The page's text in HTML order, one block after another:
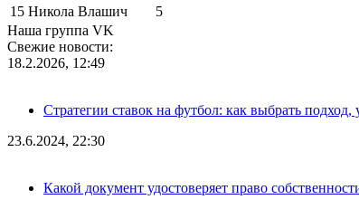
15 Никола Влашич
5
Наша группа VK
Свежие новости:
18.2.2026, 12:49
Стратегии ставок на футбол: как выбрать
23.6.2024, 22:30
Какой документ удостоверяет право